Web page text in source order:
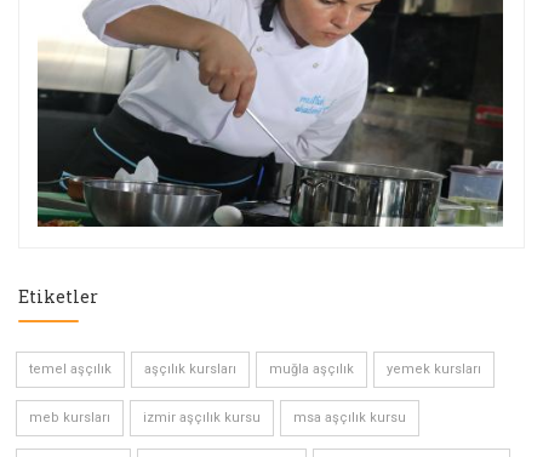
Etiketler
temel aşçılık aşçılık kursları muğla aşçılık yemek kursları
meb kursları izmir aşçılık kursu msa aşçılık kursu